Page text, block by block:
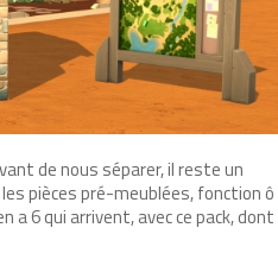
de nous séparer, il reste un
pièces pré-meublées, fonction ô
a 6 qui arrivent, avec ce pack, dont